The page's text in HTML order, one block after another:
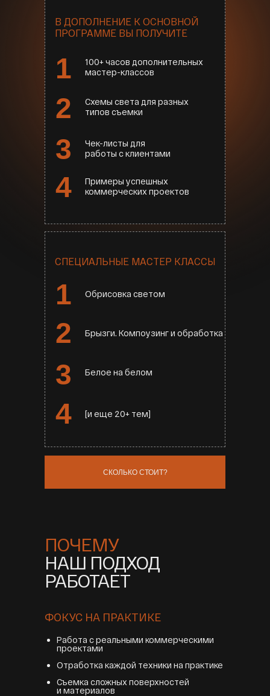
СПЕЦИАЛЬНЫЕ МАСТЕР КЛАССЫ
[и еще 20+ тем]
Белое на белом
В ДОПОЛНЕНИЕ К ОСНОВНОЙ
ПРОГРАММЕ ВЫ ПОЛУЧИТЕ
Чек-листы для
работы с клиентами
100+ часов дополнительных
мастер-классов
СКОЛЬКО СТОИТ?
Обрисовка светом
Брызги. Компоузинг и обработка
Примеры успешных
коммерческих проектов
Схемы света для разных
типов съемки
4
1
2
3
1
4
2
3
ПОЧЕМУ
НАШ ПОДХОД
РАБОТАЕТ
Работа с реальными коммерческими
проектами
Отработка каждой техники на практике
Съемка сложных поверхностей
и материалов
ФОКУС НА ПРАКТИКЕ